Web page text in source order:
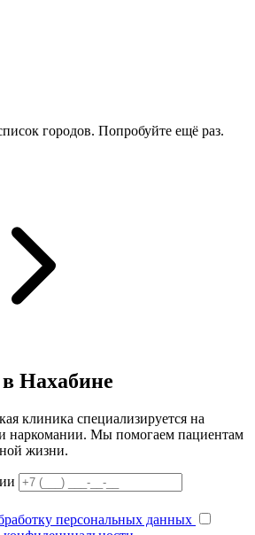
городов. Попробуйте ещё раз.
Нахабине
клиника специализируется на
наркомании. Мы помогаем пациентам
жизни.
персональных данных